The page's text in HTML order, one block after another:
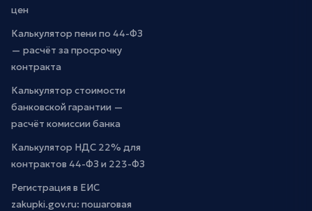
цен
Калькулятор пени по 44-ФЗ
— расчёт за просрочку
контракта
Калькулятор стоимости
банковской гарантии —
расчёт комиссии банка
Калькулятор НДС 22% для
контрактов 44-ФЗ и 223-ФЗ
Регистрация в ЕИС
zakupki.gov.ru: пошаговая